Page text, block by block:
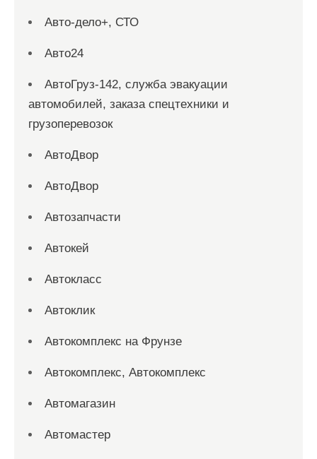
Авто-дело+, СТО
Авто24
АвтоГруз-142, служба эвакуации
автомобилей, заказа спецтехники и
грузоперевозок
АвтоДвор
АвтоДвор
Автозапчасти
Автокей
Автокласс
Автоклик
Автокомплекс на Фрунзе
Автокомплекс, Автокомплекс
Автомагазин
Автомастер